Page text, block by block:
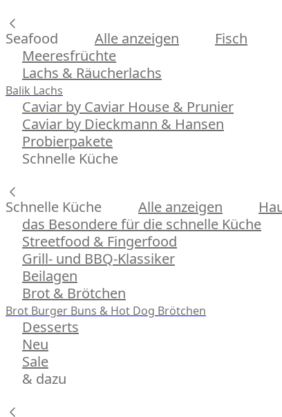
Seafood Alle anzeigen
Fisch
Meeresfrüchte
Lachs & Räucherlachs
Balik Lachs
Caviar by Caviar House & Prunier
Caviar by Dieckmann & Hansen
Probierpakete
Schnelle Küche
Schnelle Küche Alle anzeigen
das Besondere für die schnelle Küche
Streetfood & Fingerfood
Grill- und BBQ-Klassiker
Beilagen
Brot & Brötchen
Brot Burger Buns & Hot Dog Brötchen
Desserts
Neu
Sale
& dazu